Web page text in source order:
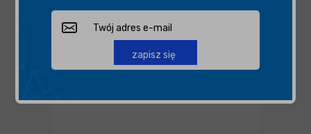
zapisz się